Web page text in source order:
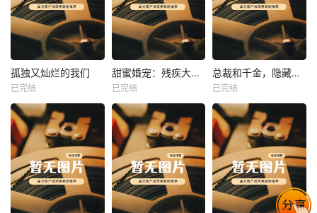
热播
未知
孤独又灿烂的我们
已完结
热播
未知
甜蜜婚宠：残疾大佬夜夜撩
已完结
热播
未知
总裁和千金，隐藏身份闪婚了
已完结